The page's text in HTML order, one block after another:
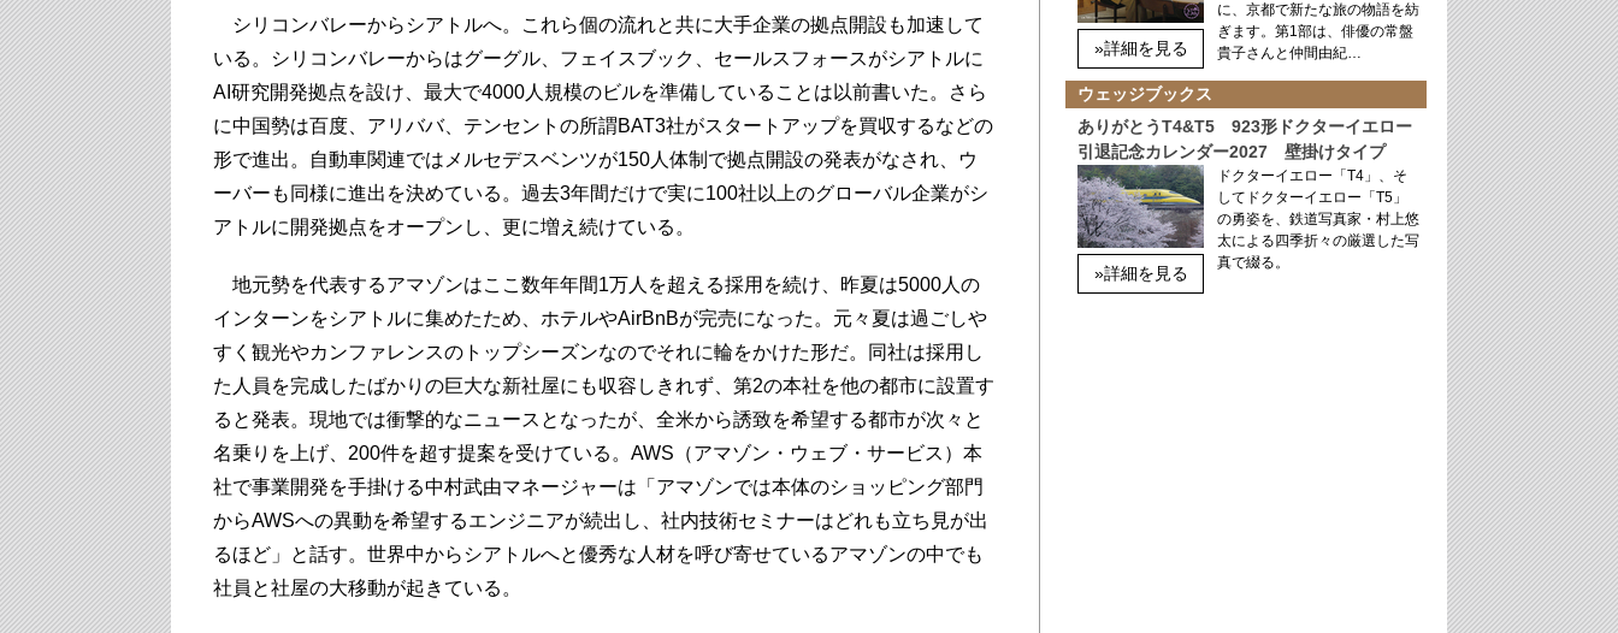
シリコンバレーからシアトルへ。これら個の流れと共に大手企業の拠点開設も加速して
いる。シリコンバレーからはグーグル、フェイスブック、セールスフォースがシアトルに
AI研究開発拠点を設け、最大で4000人規模のビルを準備していることは以前書いた。さら
に中国勢は百度、アリババ、テンセントの所謂BAT3社がスタートアップを買収するなどの
形で進出。自動車関連ではメルセデスベンツが150人体制で拠点開設の発表がなされ、ウ
ーバーも同様に進出を決めている。過去3年間だけで実に100社以上のグローバル企業がシ
アトルに開発拠点をオープンし、更に増え続けている。
地元勢を代表するアマゾンはここ数年年間1万人を超える採用を続け、昨夏は5000人の
インターンをシアトルに集めたため、ホテルやAirBnBが完売になった。元々夏は過ごしや
すく観光やカンファレンスのトップシーズンなのでそれに輪をかけた形だ。同社は採用し
た人員を完成したばかりの巨大な新社屋にも収容しきれず、第2の本社を他の都市に設置す
ると発表。現地では衝撃的なニュースとなったが、全米から誘致を希望する都市が次々と
名乗りを上げ、200件を超す提案を受けている。AWS（アマゾン・ウェブ・サービス）本
社で事業開発を手掛ける中村武由マネージャーは「アマゾンでは本体のショッピング部門
からAWSへの異動を希望するエンジニアが続出し、社内技術セミナーはどれも立ち見が出
るほど」と話す。世界中からシアトルへと優秀な人材を呼び寄せているアマゾンの中でも
社員と社屋の大移動が起きている。
»詳細を見る
に、京都で新たな旅の物語を紡
ぎます。第1部は、俳優の常盤
貴子さんと仲間由紀…
ウェッジブックス
ありがとうT4&T5 923形ドクターイエロー
引退記念カレンダー2027 壁掛けタイプ
»詳細を見る
ドクターイエロー「T4」、そ
してドクターイエロー「T5」
の勇姿を、鉄道写真家・村上悠
太による四季折々の厳選した写
真で綴る。